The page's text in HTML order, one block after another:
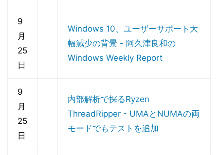
9
月
25
日
Windows 10、ユーザーサポート大
幅減少の背景 - 阿久津良和の
Windows Weekly Report
9
月
25
日
内部解析で探るRyzen
ThreadRipper - UMAとNUMAの両
モードでもテストを追加